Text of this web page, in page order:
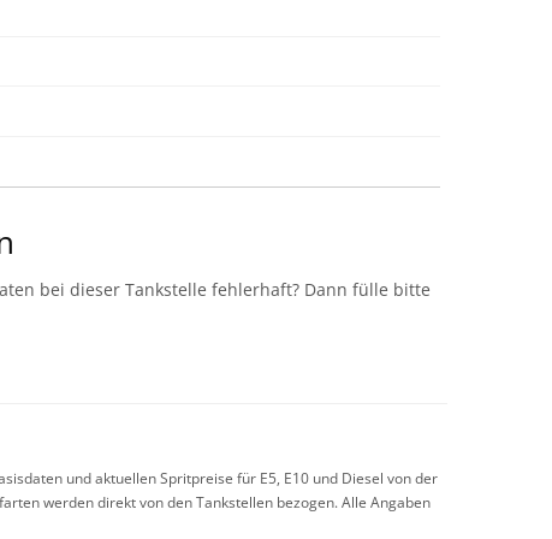
bei dieser Tankstelle fehlerhaft? Dann fülle bitte
und aktuellen Spritpreise für E5, E10 und Diesel von der
werden direkt von den Tankstellen bezogen. Alle Angaben